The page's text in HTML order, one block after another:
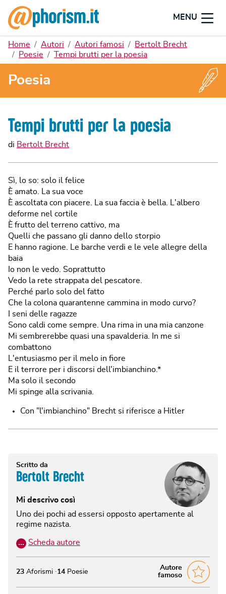
MENU
Home Autori Autori famosi
Bertolt Brecht
Poesie
Tempi brutti per la poesia
Poesia
Tempi brutti per la poesia
di Bertolt Brecht
Sì, lo so: solo il felice
È amato. La sua voce
È ascoltata con piacere. La sua faccia è bella. L'albero
deforme nel cortile
È frutto del terreno cattivo, ma
Quelli che passano gli danno dello storpio
E hanno ragione. Le barche verdi e le vele allegre della
baia
Io non le vedo. Soprattutto
Vedo la rete strappata del pescatore.
Perché parlo solo del fatto
Che la colona quarantenne cammina in modo curvo?
I seni delle ragazze
Sono caldi come sempre. Una rima in una mia canzone
Mi sembrerebbe quasi una spavalderia. In me si
combattono
L'entusiasmo per il melo in fiore
E il terrore per i discorsi dell'imbianchino.*
Ma solo il secondo
Mi spinge alla scrivania.
Con "l'imbianchino" Brecht si riferisce a Hitler
Scritto da
Bertolt Brecht
Mi descrivo così
Uno dei pochi ad essersi opposto apertamente al
regime nazista.
… Scheda autore
Autore
famoso
23 Aforismi 14 Poesie